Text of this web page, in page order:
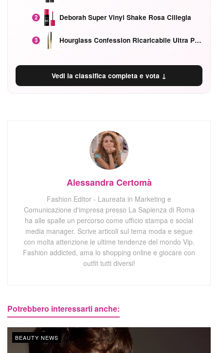
2 Deborah Super Vinyl Shake Rosa Ciliegia
3 Hourglass Confession Ricaricabile Ultra Preciso Ad Alta Intensità Secretly Classic Red
Vedi la classifica completa e vota ↓
Alessandra Certomà
Fashion Editor - Laureata in Marketing e
Comunicazione d'impresa presso La Sapienza di Roma
ha alle spalle un percorso come ufficio stampa e social
media manager. Scrive articoli sul tema moda e segue
con molta attenzione le ultime tendenze del mondo Vip.
Fashion addicted, ama lo shopping online e giocare con
outfit tutti diversi!
Potrebbero interessarti anche:
BEAUTY NEWS